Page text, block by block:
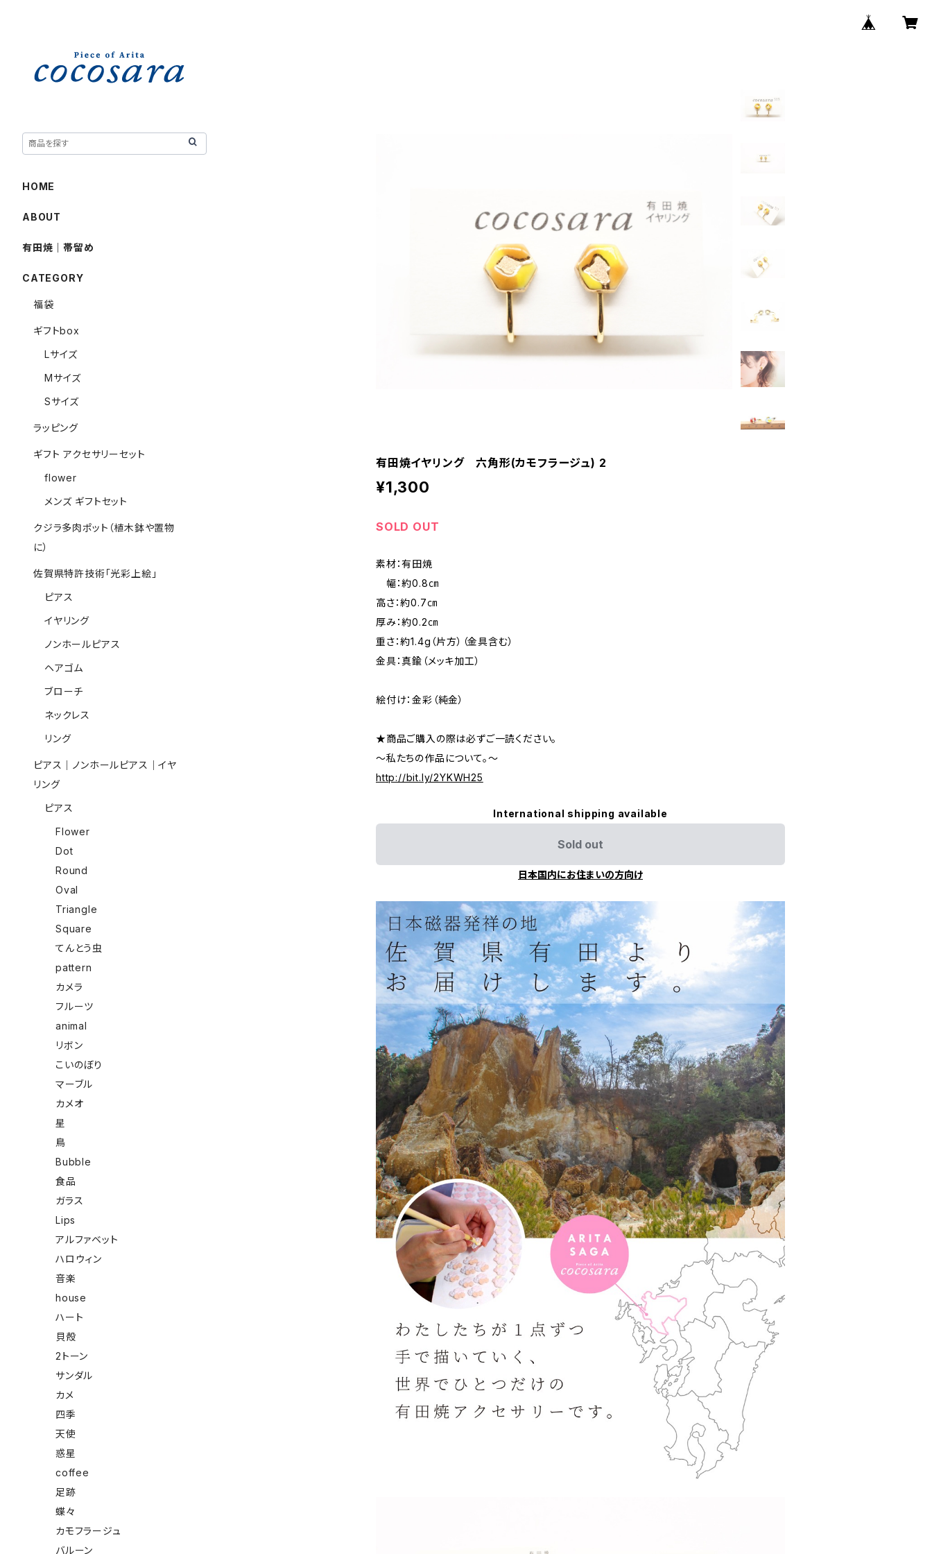
有田焼イヤリング 六角形(カモフラージュ) 2
¥1,300
SOLD OUT
素材：有田焼
幅：約0.8㎝
高さ：約0.7㎝
厚み：約0.2㎝
重さ：約1.4g（片方）（金具含む）
金具：真鍮（メッキ加工）
絵付け：金彩（純金）
★商品ご購入の際は必ずご一読ください。
～私たちの作品について。～
http://bit.ly/2YKWH25
International shipping available
Sold out
日本国内にお住まいの方向け
HOME
ABOUT
有田焼｜帯留め
CATEGORY
福袋
ギフトbox
Lサイズ
Mサイズ
Sサイズ
ラッピング
ギフト アクセサリーセット
flower
メンズ ギフトセット
クジラ多肉ポット（植木鉢や置物
に）
佐賀県特許技術「光彩上絵」
ピアス
イヤリング
ノンホールピアス
ヘアゴム
ブローチ
ネックレス
リング
ピアス｜ノンホールピアス｜イヤ
リング
ピアス
Flower
Dot
Round
Oval
Triangle
Square
てんとう虫
pattern
カメラ
フルーツ
animal
リボン
こいのぼり
マーブル
カメオ
星
鳥
Bubble
食品
ガラス
Lips
アルファベット
ハロウィン
音楽
house
ハート
貝殻
2トーン
サンダル
カメ
四季
天使
惑星
coffee
足跡
蝶々
カモフラージュ
バルーン